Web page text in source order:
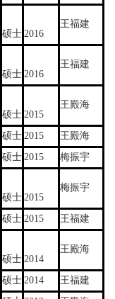
硕士 2016
王福建
硕士 2016
王福建
硕士 2015
王殿海
硕士 2015
王殿海
硕士 2015 梅振宇
硕士 2015
梅振宇
硕士 2015 王福建
硕士 2014
王殿海
硕士 2014
王福建